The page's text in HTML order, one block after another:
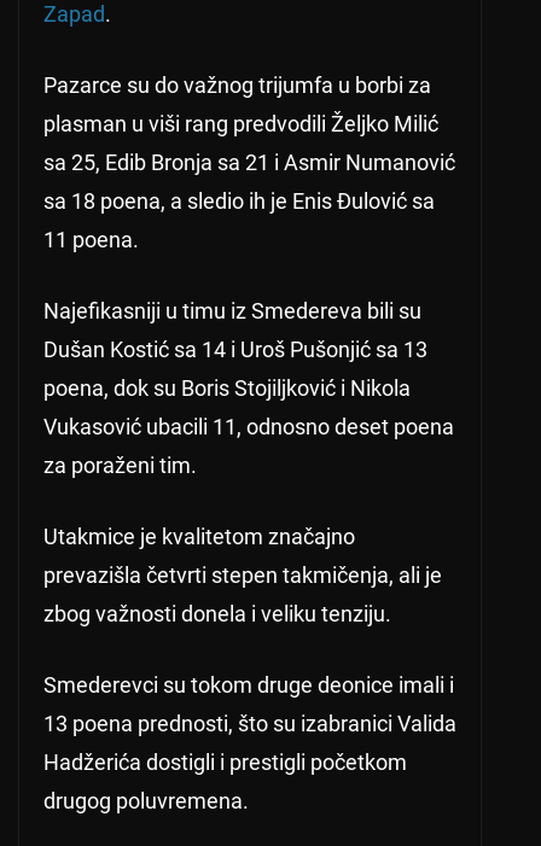
Zapad.
Pazarce su do važnog trijumfa u borbi za
plasman u viši rang predvodili Željko Milić
sa 25, Edib Bronja sa 21 i Asmir Numanović
sa 18 poena, a sledio ih je Enis Đulović sa
11 poena.
Najefikasniji u timu iz Smedereva bili su
Dušan Kostić sa 14 i Uroš Pušonjić sa 13
poena, dok su Boris Stojiljković i Nikola
Vukasović ubacili 11, odnosno deset poena
za poraženi tim.
Utakmice je kvalitetom značajno
prevazišla četvrti stepen takmičenja, ali je
zbog važnosti donela i veliku tenziju.
Smederevci su tokom druge deonice imali i
13 poena prednosti, što su izabranici Valida
Hadžerića dostigli i prestigli početkom
drugog poluvremena.